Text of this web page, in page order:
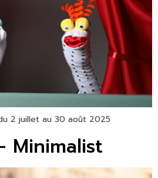
2 juillet au 30 août 2025
Minimalist